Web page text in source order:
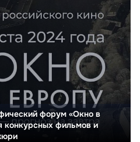
форум «Окно в
конкурсных фильмов и